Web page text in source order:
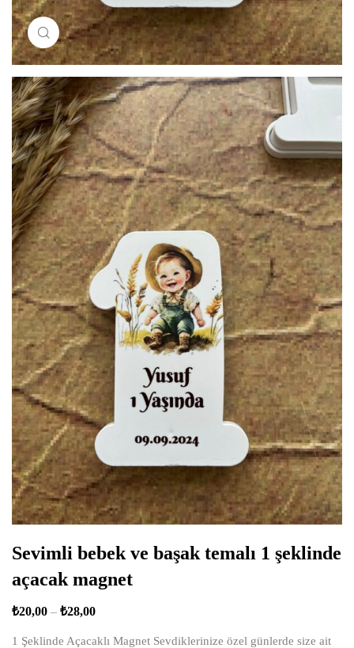
Resimi büyütmek için tıklayın
Sevimli bebek ve başak temalı 1 şeklinde
açacak magnet
₺20,00 – ₺28,00
1 Şeklinde Açacaklı Magnet Sevdiklerinize özel günlerde size ait